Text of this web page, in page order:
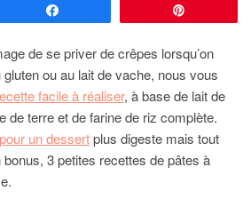
de se priver de crêpes lorsqu’on
gluten ou au lait de vache, nous vous
facile à réaliser, à base de lait de
de terre et de farine de riz complète.
un dessertplus digeste mais tout
3 petites recettes de pâtes à